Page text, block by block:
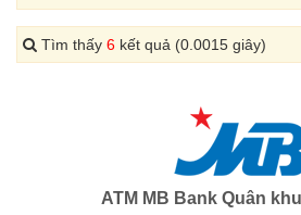
Tìm thấy 6 kết quả (0.0015 giây)
ATM MB Bank Quân